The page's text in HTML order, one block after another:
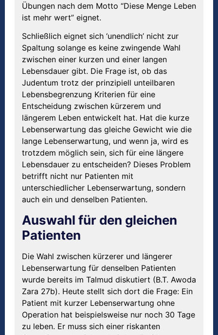
Übungen nach dem Motto “Diese Menge Leben
ist mehr wert” eignet.
Schließlich eignet sich ‘unendlich’ nicht zur
Spaltung solange es keine zwingende Wahl
zwischen einer kurzen und einer langen
Lebensdauer gibt. Die Frage ist, ob das
Judentum trotz der prinzipiell unteilbaren
Lebensbegrenzung Kriterien für eine
Entscheidung zwischen kürzerem und
längerem Leben entwickelt hat. Hat die kurze
Lebenserwartung das gleiche Gewicht wie die
lange Lebenserwartung, und wenn ja, wird es
trotzdem möglich sein, sich für eine längere
Lebensdauer zu entscheiden? Dieses Problem
betrifft nicht nur Patienten mit
unterschiedlicher Lebenserwartung, sondern
auch ein und denselben Patienten.
Auswahl für den gleichen
Patienten
Die Wahl zwischen kürzerer und längerer
Lebenserwartung für denselben Patienten
wurde bereits im Talmud diskutiert (B.T. Awoda
Zara 27b). Heute stellt sich dort die Frage: Ein
Patient mit kurzer Lebenserwartung ohne
Operation hat beispielsweise nur noch 30 Tage
zu leben. Er muss sich einer riskanten